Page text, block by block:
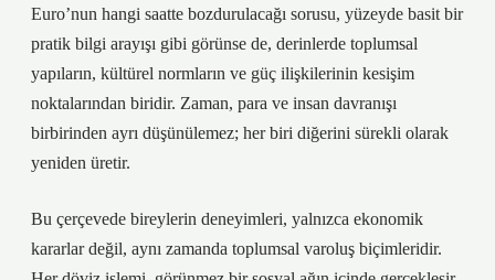
Euro’nun hangi saatte bozdurulacağı sorusu, yüzeyde basit bir
pratik bilgi arayışı gibi görünse de, derinlerde toplumsal
yapıların, kültürel normların ve güç ilişkilerinin kesişim
noktalarından biridir. Zaman, para ve insan davranışı
birbirinden ayrı düşünülemez; her biri diğerini sürekli olarak
yeniden üretir.
Bu çerçevede bireylerin deneyimleri, yalnızca ekonomik
kararlar değil, aynı zamanda toplumsal varoluş biçimleridir.